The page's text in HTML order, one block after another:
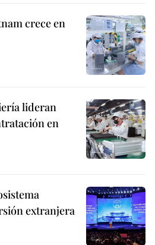
crece en
lideran
en
extranjera